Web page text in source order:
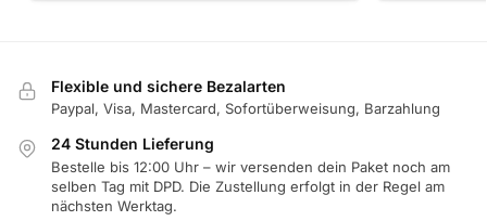
Flexible und sichere Bezalarten
Paypal, Visa, Mastercard, Sofortüberweisung, Barzahlung
24 Stunden Lieferung
Bestelle bis 12:00 Uhr – wir versenden dein Paket noch am
selben Tag mit DPD. Die Zustellung erfolgt in der Regel am
nächsten Werktag.